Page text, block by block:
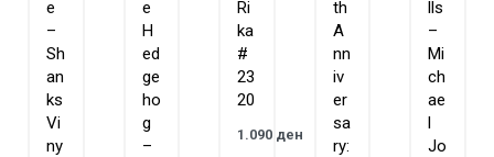
e
–
Sh
an
ks
Vi
ny
e
H
ed
ge
ho
g
–
Ri
ka
#
23
20
1.090 ден
th
A
nn
iv
er
sa
ry:
lls
–
Mi
ch
ae
l
Jo